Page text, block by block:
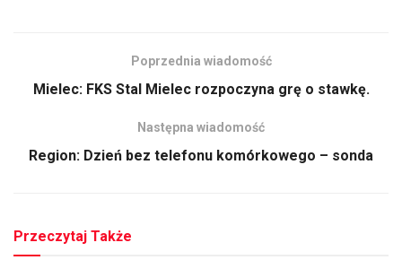
Poprzednia wiadomość
Mielec: FKS Stal Mielec rozpoczyna grę o stawkę.
Następna wiadomość
Region: Dzień bez telefonu komórkowego – sonda
Przeczytaj Także